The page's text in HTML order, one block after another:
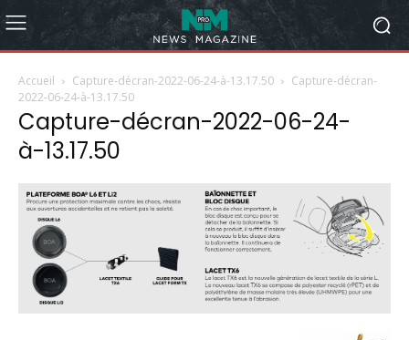
Accueil Capture-décran-2022-06-24-à-13.17.50
Capture-décran-
2022-06-24-à-13.17.50
Capture-décran-2022-06-24-
à-13.17.50